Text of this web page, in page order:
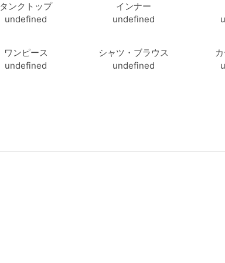
タンクトップ
undefined
インナー
undefined
ワンピース
undefined
シャツ・ブラウス
undefined